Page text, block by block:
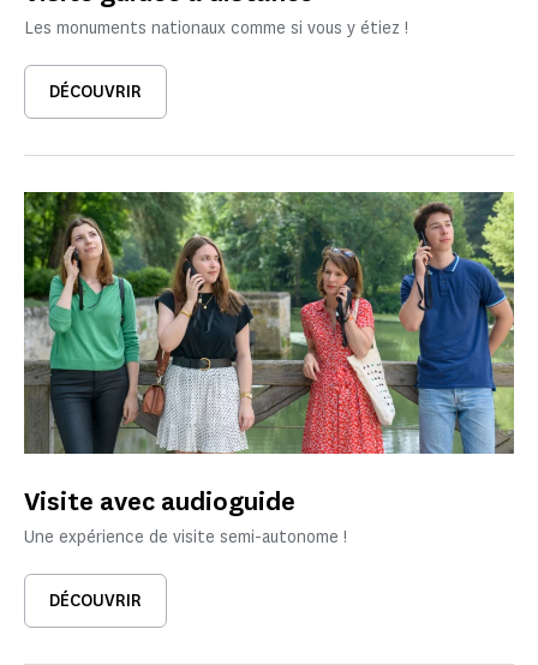
Les monuments nationaux comme si vous y étiez !
DÉCOUVRIR
Visite avec audioguide
Une expérience de visite semi-autonome !
DÉCOUVRIR